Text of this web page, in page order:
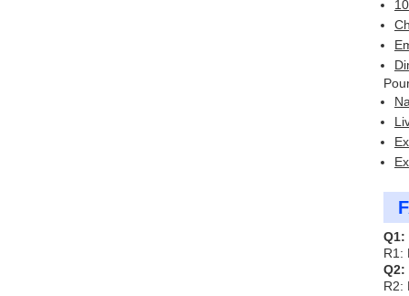
Q1:
R1:
Q2:
R2: